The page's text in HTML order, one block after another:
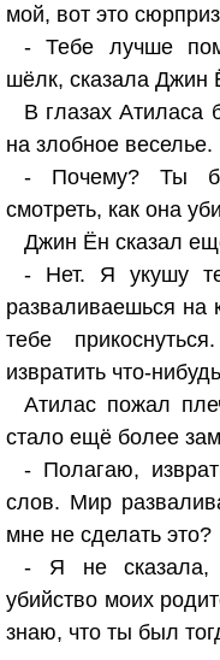
мой, вот это
- Тебе лучше
шёлк, сказала Джин
В глазах Атиласа
на злобное веселье.
- Почему? Ты
смотреть, как она
Джин Ён сказал
- Нет. Я укушу
разваливаешься на
тебе
извратить что-
Атилас пожал
стало ещё более
- Полагаю,
слов. Мир
мне не сделать это?
- Я не сказала,
убийство моих
знаю, что ты был